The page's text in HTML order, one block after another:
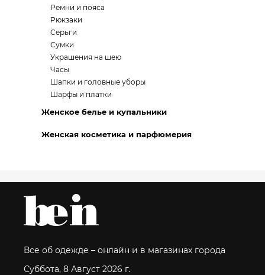
Ремни и пояса
Рюкзаки
Серьги
Сумки
Украшения на шею
Часы
Шапки и головные уборы
Шарфы и платки
Женское белье и купальники
Женская косметика и парфюмерия
Все об одежде – онлайн и в магазинах города
Суббота, 8 Август 2026 г.